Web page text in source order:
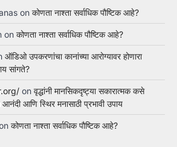
on कोणता नाश्ता सर्वाधिक पौष्टिक आहे?
on कोणता नाश्ता सर्वाधिक पौष्टिक आहे?
ऑडिओ उपकरणांचा कानांच्या आरोग्यावर होणारा
सांगते?
on वृद्धांनी मानसिकदृष्ट्या सकारात्मक कसे
आनंदी आणि स्थिर मनासाठी प्रभावी उपाय
कोणता नाश्ता सर्वाधिक पौष्टिक आहे?